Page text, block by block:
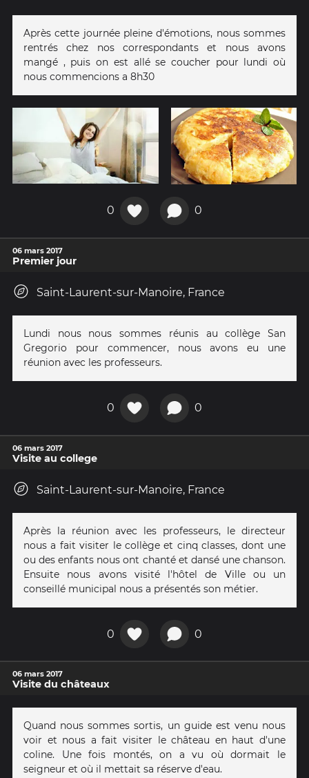
Après cette journée pleine d'émotions, nous sommes
rentrés chez nos correspondants et nous avons
mangé , puis on est allé se coucher pour lundi où
nous commencions a 8h30
0 0
06 mars 2017
Premier jour
Saint-Laurent-sur-Manoire, France
Lundi nous nous sommes réunis au collège San
Gregorio pour commencer, nous avons eu une
réunion avec les professeurs.
0 0
06 mars 2017
Visite au college
Saint-Laurent-sur-Manoire, France
Après la réunion avec les professeurs, le directeur
nous a fait visiter le collège et cinq classes, dont une
ou des enfants nous ont chanté et dansé une chanson.
Ensuite nous avons visité l'hôtel de Ville ou un
conseillé municipal nous a présentés son métier.
0 0
06 mars 2017
Visite du châteaux
Quand nous sommes sortis, un guide est venu nous
voir et nous a fait visiter le château en haut d'une
coline. Une fois montés, on a vu où dormait le
seigneur et où il mettait sa réserve d'eau.